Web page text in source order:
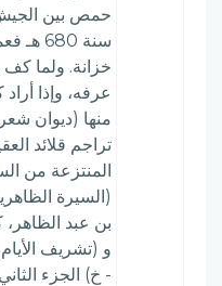
حمص بين
خزانة. ولما كف
عرفه، وإذا
منها (ديوان
تراجم قلائد
المنتزعة من
(السيرة
بن عبد
و (تشريف
- خ) الجزء